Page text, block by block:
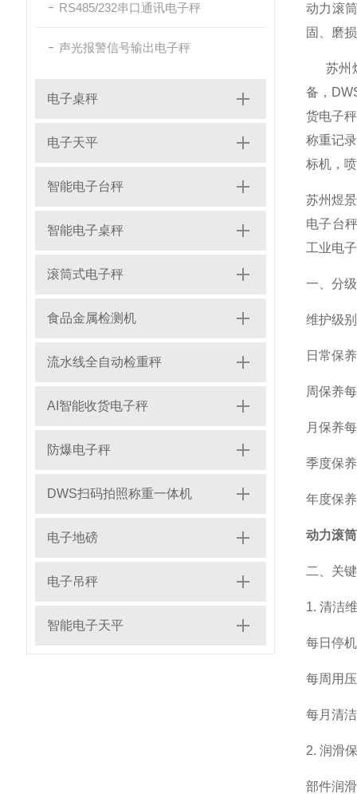
RS485/232串口通讯电子秤
声光报警信号输出电子秤
电子桌秤
电子天平
智能电子台秤
智能电子桌秤
滚筒式电子秤
食品金属检测机
流水线全自动检重秤
AI智能收货电子秤
防爆电子秤
DWS扫码拍照称重一体机
电子地磅
电子吊秤
智能电子天平
动力滚
固、磨
苏州煜
备，
货电子
称重记
标机，
苏州煜
电子台
工业电
一、分
维护级别
日常保养
周保养
月保养
季度保养
年度保养
动力滚
二、关
1. 清洁
每日停
每周用
每月清
2. 润滑
部件润